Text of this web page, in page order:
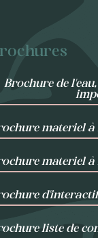
Brochure de
materiel à
materiel à
d'interactif
liste de